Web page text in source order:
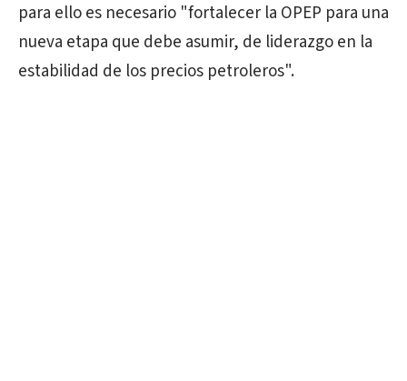
para ello es necesario "fortalecer la OPEP para una
nueva etapa que debe asumir, de liderazgo en la
estabilidad de los precios petroleros".